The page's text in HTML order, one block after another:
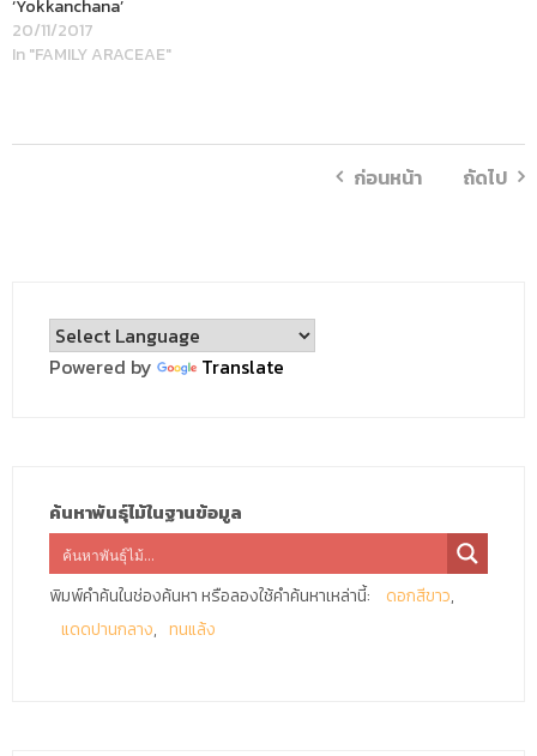
‘Yokkanchana’
20/11/2017
In "FAMILY ARACEAE"
ก่อนหน้า ถัดไป
Powered by Translate
ค้นหาพันธุ์ไม้ในฐานข้อมูล
พิมพ์คำค้นในช่องค้นหา หรือลองใช้คำค้นหาเหล่านี้:
ดอกสีขาว
แดดปานกลาง
ทนแล้ง